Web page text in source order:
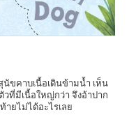
นัขคาบเนื้อเดินข้ามน้ำ เห็น
วที่มีเนื้อใหญ่กว่า จึงอ้าปาก
ยไม่ได้อะไรเลย